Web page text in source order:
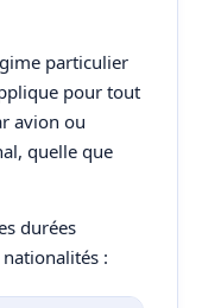
particulier
pour tout
avion ou
quelle que
durées
: